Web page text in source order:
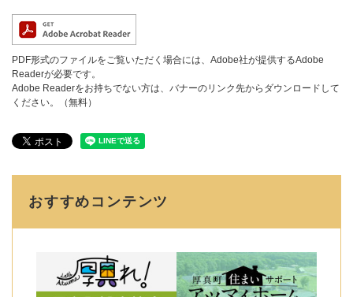
PDF形式のファイルをご覧いただく場合には、Adobe社が提供するAdobe
Readerが必要です。
Adobe Readerをお持ちでない方は、バナーのリンク先からダウンロードして
ください。（無料）
おすすめコンテンツ